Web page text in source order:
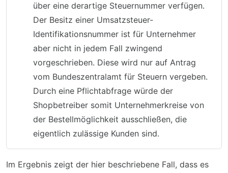
über eine derartige Steuernummer verfügen.
Der Besitz einer Umsatzsteuer-
Identifikationsnummer ist für Unternehmer
aber nicht in jedem Fall zwingend
vorgeschrieben. Diese wird nur auf Antrag
vom Bundeszentralamt für Steuern vergeben.
Durch eine Pflichtabfrage würde der
Shopbetreiber somit Unternehmerkreise von
der Bestellmöglichkeit ausschließen, die
eigentlich zulässige Kunden sind.
Im Ergebnis zeigt der hier beschriebene Fall, dass es